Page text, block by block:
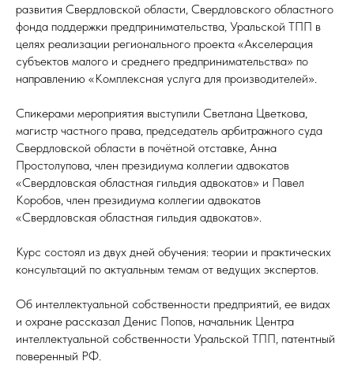
развития Свердловской области, Свердловского областного
фонда поддержки предпринимательства, Уральской ТПП в
целях реализации регионального проекта «Акселерация
субъектов малого и среднего предпринимательства» по
направлению «Комплексная услуга для производителей».
Спикерами мероприятия выступили Светлана Цветкова,
магистр частного права, председатель арбитражного суда
Свердловской области в почётной отставке, Анна
Простолупова, член президиума коллегии адвокатов
«Свердловская областная гильдия адвокатов» и Павел
Коробов, член президиума коллегии адвокатов
«Свердловская областная гильдия адвокатов».
Курс состоял из двух дней обучения: теории и практических
консультаций по актуальным темам от ведущих экспертов.
Об интеллектуальной собственности предприятий, ее видах
и охране рассказал Денис Попов, начальник Центра
интеллектуальной собственности Уральской ТПП, патентный
поверенный РФ.